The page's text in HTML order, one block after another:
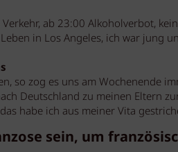
ab 23:00 Alkoholverbot,
in Los Angeles, ich war jung
so zog es uns am Wochenende
Deutschland zu meinen Eltern
habe ich aus meiner Vita
sein, um